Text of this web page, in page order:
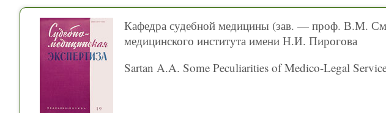
Кафедра судебной медицины (зав. — проф. В.М.
медицинского института имени Н.И. Пирогова
Sartan A.A. Some Peculiarities of Medico-Legal